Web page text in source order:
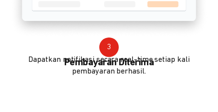
3
Pembayaran Diterima
Dapatkan notifikasi secara real-time setiap kali
pembayaran berhasil.